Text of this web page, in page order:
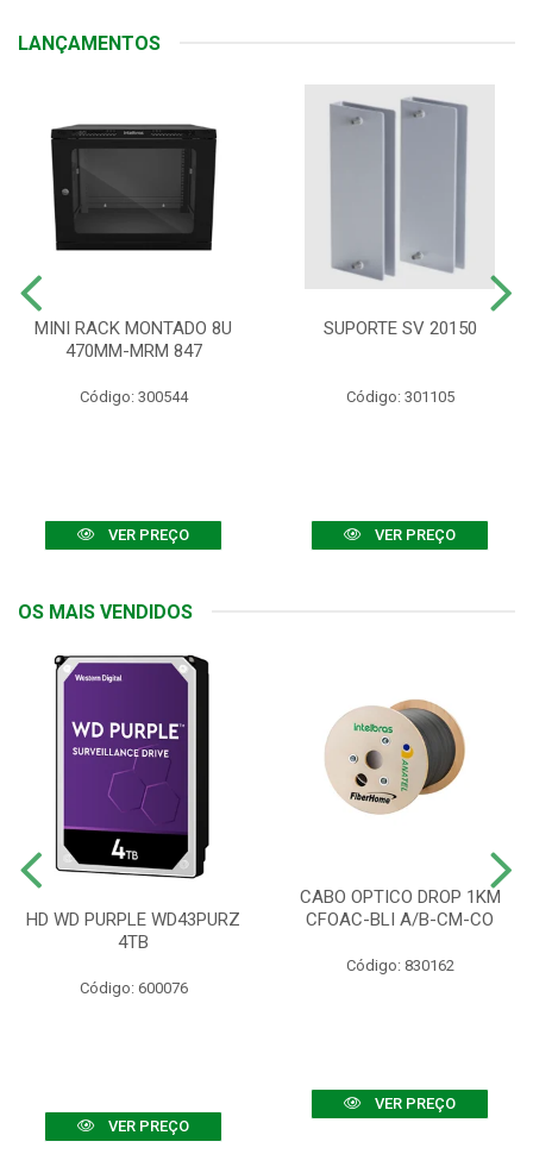
LANÇAMENTOS
MINI RACK MONTADO 8U
470MM-MRM 847
Código: 300544
VER PREÇO
SUPORTE SV 20150
Código: 301105
VER PREÇO
OS MAIS VENDIDOS
HD WD PURPLE WD43PURZ
4TB
Código: 600076
VER PREÇO
CABO OPTICO DROP 1KM
CFOAC-BLI A/B-CM-CO
Código: 830162
VER PREÇO